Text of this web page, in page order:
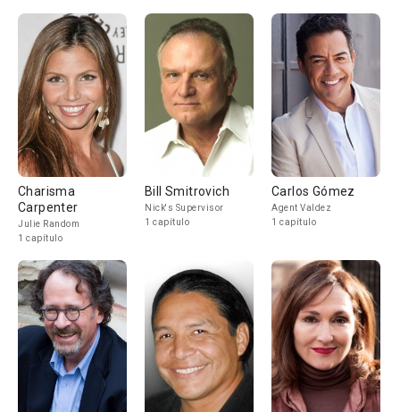
Charisma
Carpenter
Julie Random
1 capítulo
Bill Smitrovich
Nick's Supervisor
1 capítulo
Carlos Gómez
Agent Valdez
1 capítulo